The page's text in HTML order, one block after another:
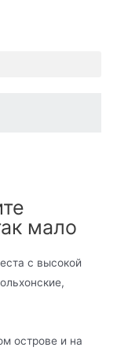
мало
с высокой
острове и на